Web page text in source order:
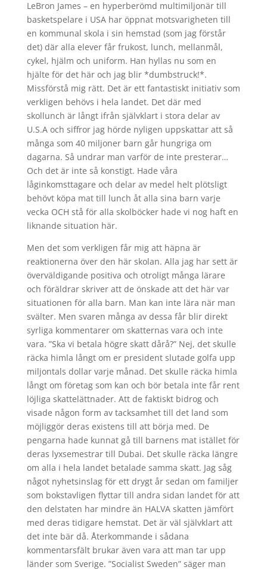
LeBron James – en hyperberömd multimiljonär till
basketspelare i USA har öppnat motsvarigheten till
en kommunal skola i sin hemstad (som jag förstår
det) där alla elever får frukost, lunch, mellanmål,
cykel, hjälm och uniform. Han hyllas nu som en
hjälte för det här och jag blir *dumbstruck!*.
Missförstå mig rätt. Det är ett fantastiskt initiativ som
verkligen behövs i hela landet. Det där med
skollunch är långt ifrån självklart i stora delar av
U.S.A och siffror jag hörde nyligen uppskattar att så
många som 40 miljoner barn går hungriga om
dagarna. Så undrar man varför de inte presterar…
Och det är inte så konstigt. Hade våra
låginkomsttagare och delar av medel helt plötsligt
behövt köpa mat till lunch åt alla sina barn varje
vecka OCH stå för alla skolböcker hade vi nog haft en
liknande situation här.
Men det som verkligen får mig att häpna är
reaktionerna över den här skolan. Alla jag har sett är
överväldigande positiva och otroligt många lärare
och föräldrar skriver att de önskade att det här var
situationen för alla barn. Man kan inte lära när man
svälter. Men svaren många av dessa får blir direkt
syrliga kommentarer om skatternas vara och inte
vara. ”Ska vi betala högre skatt dårå?” Nej, det skulle
räcka himla långt om er president slutade golfa upp
miljontals dollar varje månad. Det skulle räcka himla
långt om företag som kan och bör betala inte får rent
löjliga skattelättnader. Att de faktiskt bidrog och
visade någon form av tacksamhet till det land som
möjliggör deras existens till att börja med. De
pengarna hade kunnat gå till barnens mat istället för
deras lyxsemestrar till Dubai. Det skulle räcka längre
om alla i hela landet betalade samma skatt. Jag såg
något nyhetsinslag för ett drygt år sedan om familjer
som bokstavligen flyttar till andra sidan landet för att
den delstaten har mindre än HALVA skatten jämfört
med deras tidigare hemstat. Det är väl självklart att
det inte bär då. Återkommande i sådana
kommentarsfält brukar även vara att man tar upp
länder som Sverige. ”Socialist Sweden” säger man